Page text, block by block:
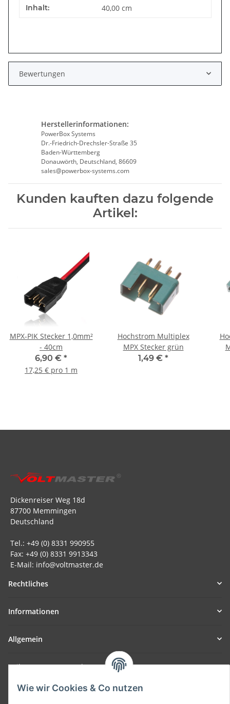
Wie wir Cookies & Co nutzen
Produkteigenschaft
Wert
Inhalt: 40,00 cm
Bewertungen
Herstellerinformationen:
PowerBox Systems
Dr.-Friedrich-Drechsler-Straße 35
Baden-Württemberg
Donauwörth, Deutschland, 86609
sales@powerbox-systems.com
Kunden kauften dazu folgende
Artikel:
MPX-PIK Stecker 1,0mm²
- 40cm
6,90 € *
17,25 € pro 1 m
Hochstrom Multiplex
MPX Stecker grün
1,49 € *
Dickenreiser Weg 18d
87700 Memmingen
Deutschland
Tel.: +49 (0) 8331 990955
Fax: +49 (0) 8331 9913343
E-Mail: info@voltmaster.de
Rechtliches
Informationen
Allgemein
Teil unseres Netzwerks: